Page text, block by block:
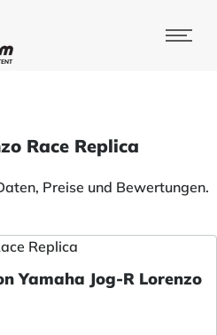
Race Replica
Preise und Bewertungen.
Yamaha Jog-R Lorenzo